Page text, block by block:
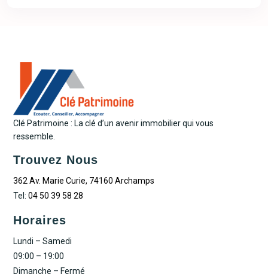
Clé Patrimoine : La clé d’un avenir immobilier qui vous
ressemble.
Trouvez Nous
362 Av. Marie Curie, 74160 Archamps
Tel:04 50 39 58 28
Horaires
Lundi – Samedi
09:00 – 19:00
Dimanche – Fermé